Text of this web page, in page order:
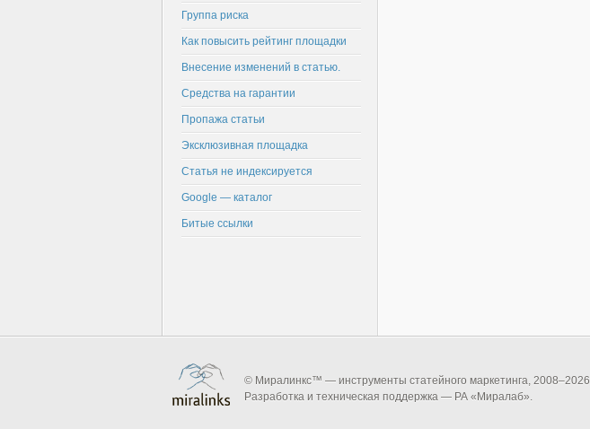
Группа риска
Как повысить рейтинг площадки
Внесение изменений в статью.
Средства на гарантии
Пропажа статьи
Эксклюзивная площадка
Статья не индексируется
Google — каталог
Битые ссылки
© Миралинкс™ — инструменты статейного маркетинга, 2008–2026
Разработка и техническая поддержка — РА «Миралаб».